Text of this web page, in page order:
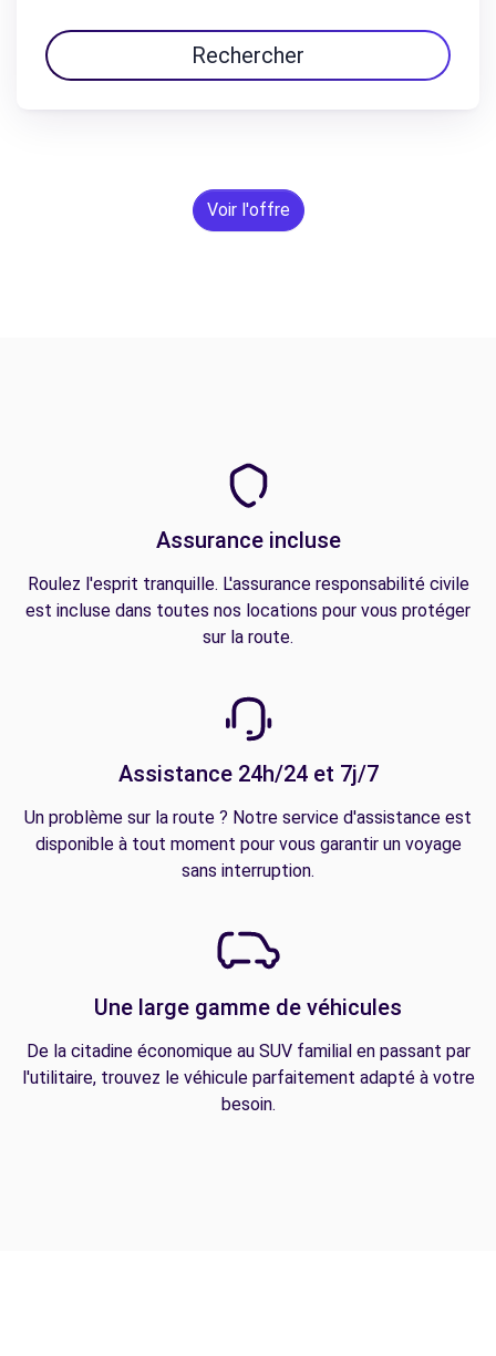
Rechercher
Voir l'offre
Assurance incluse
Roulez l'esprit tranquille. L'assurance responsabilité civile
est incluse dans toutes nos locations pour vous protéger
sur la route.
Assistance 24h/24 et 7j/7
Un problème sur la route ? Notre service d'assistance est
disponible à tout moment pour vous garantir un voyage
sans interruption.
Une large gamme de véhicules
De la citadine économique au SUV familial en passant par
l'utilitaire, trouvez le véhicule parfaitement adapté à votre
besoin.